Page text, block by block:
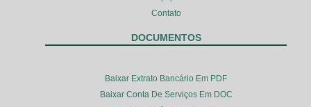
Contato
DOCUMENTOS
Baixar Extrato Bancário Em PDF
Baixar Conta De Serviços Em DOC